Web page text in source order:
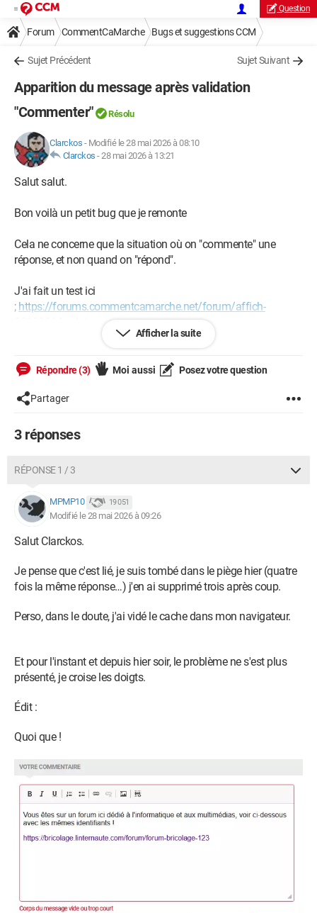
Question
Forum CommentCaMarche Bugs et suggestions CCM
Sujet Précédent Sujet Suivant
Apparition du message après validation
"Commenter"
Résolu
Clarckos - Modifié le 28 mai 2026 à 08:10
Clarckos -28 mai 2026 à 13:21
Salut salut.
Bon voilà un petit bug que je remonte
Cela ne concerne que la situation où on "commente" une
réponse, et non quand on "répond".
J'ai fait un test ici
; https://forums.commentcamarche.net/forum/affich-
38183814-eclaircissements-post-connerie-
involontaire#p38291469
En réponse 28, aucun soucis, la réponse apparait sans
commentaire :
Et pourtant, le message apparait bien après rafraichissement,
mais une personne bien intentionnée et lisant le message en
rouge recommencerait et revaliderait le commentaire,
apportons donc un doublon (je dis ça car je l'ai fait).
Est ce lié à la discussion dePierr10et les synchros entre
serveurs ?
Bonne journée !
HBFS
Afficher la suite
Répondre (3) Moi aussi Posez votre question
Partager
3 réponses
RÉPONSE 1 / 3
MPMP10 19 051
Modifié le 28 mai 2026 à 09:26
Salut Clarckos.
Je pense que c'est lié, je suis tombé dans le piège hier (quatre
fois la même réponse…) j'en ai supprimé trois après coup.
Perso, dans le doute, j'ai vidé le cache dans mon navigateur.
Et pour l'instant et depuis hier soir, le problème ne s'est plus
présenté, je croise les doigts.
Édit :
Quoi que !